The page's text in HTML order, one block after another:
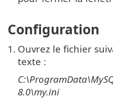
Configuration
1. Ouvrez le fichier
texte :
8.0\my.ini